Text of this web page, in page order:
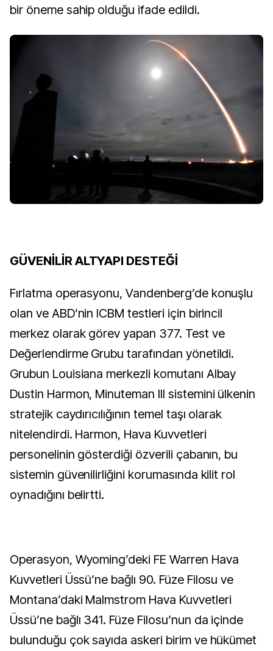
bir öneme sahip olduğu ifade edildi.
GÜVENİLİR ALTYAPI DESTEĞİ
Fırlatma operasyonu, Vandenberg’de konuşlu
olan ve ABD’nin ICBM testleri için birincil
merkez olarak görev yapan 377. Test ve
Değerlendirme Grubu tarafından yönetildi.
Grubun Louisiana merkezli komutanı Albay
Dustin Harmon, Minuteman III sistemini ülkenin
stratejik caydırıcılığının temel taşı olarak
nitelendirdi. Harmon, Hava Kuvvetleri
personelinin gösterdiği özverili çabanın, bu
sistemin güvenilirliğini korumasında kilit rol
oynadığını belirtti.
Operasyon, Wyoming’deki FE Warren Hava
Kuvvetleri Üssü’ne bağlı 90. Füze Filosu ve
Montana’daki Malmstrom Hava Kuvvetleri
Üssü’ne bağlı 341. Füze Filosu’nun da içinde
bulunduğu çok sayıda askeri birim ve hükümet